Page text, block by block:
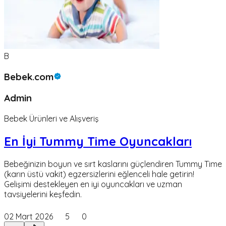
B
Bebek.com
Admin
Bebek Ürünleri ve Alışveriş
En İyi Tummy Time Oyuncakları
Bebeğinizin boyun ve sırt kaslarını güçlendiren Tummy Time
(karın üstü vakit) egzersizlerini eğlenceli hale getirin!
Gelişimi destekleyen en iyi oyuncakları ve uzman
tavsiyelerini keşfedin.
02 Mart 2026 5 0